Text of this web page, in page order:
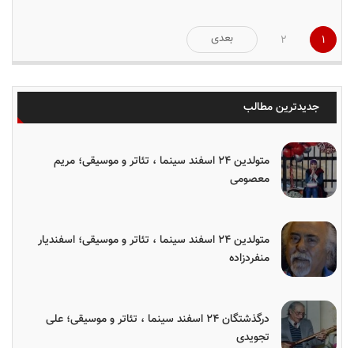
صفحه‌بندی
نوشته‌ها
1
2 بعدی
جدیدترین مطالب
متولدین ۲۴ اسفند سینما ، تئاتر و موسیقی؛ مریم
معصومی
متولدین ۲۴ اسفند سینما ، تئاتر و موسیقی؛ اسفندیار
منفردزاده
درگذشتگان ۲۴ اسفند سینما ، تئاتر و موسیقی؛ علی
تجویدی